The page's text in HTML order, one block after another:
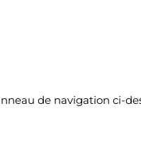
de navigation ci-